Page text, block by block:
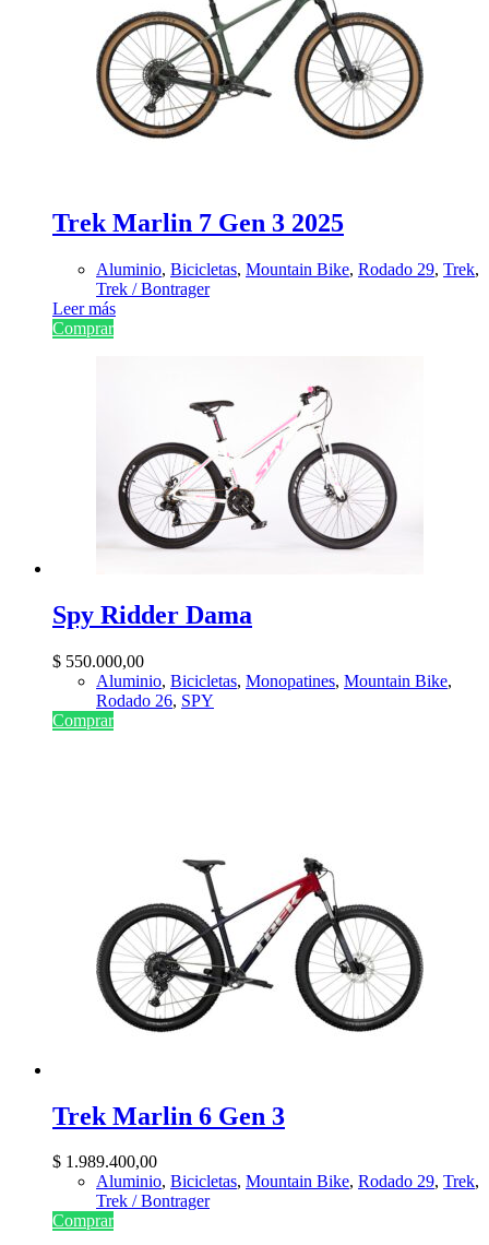
Trek Marlin 7 Gen 3 2025
Aluminio, Bicicletas, Mountain Bike, Rodado 29, Trek,
Trek / Bontrager
Leer más
Comprar
Spy Ridder Dama
$ 550.000,00
Aluminio, Bicicletas, Monopatines, Mountain Bike,
Rodado 26, SPY
Comprar
Trek Marlin 6 Gen 3
$ 1.989.400,00
Aluminio, Bicicletas, Mountain Bike, Rodado 29, Trek,
Trek / Bontrager
Comprar